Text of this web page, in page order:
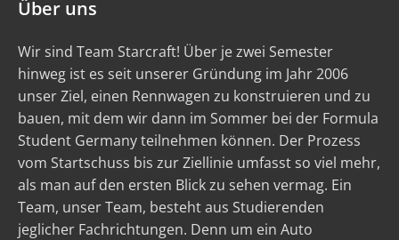
Über uns
Wir sind Team Starcraft! Über je zwei Semester
hinweg ist es seit unserer Gründung im Jahr 2006
unser Ziel, einen Rennwagen zu konstruieren und zu
bauen, mit dem wir dann im Sommer bei der Formula
Student Germany teilnehmen können. Der Prozess
vom Startschuss bis zur Ziellinie umfasst so viel mehr,
als man auf den ersten Blick zu sehen vermag. Ein
Team, unser Team, besteht aus Studierenden
jeglicher Fachrichtungen. Denn um ein Auto